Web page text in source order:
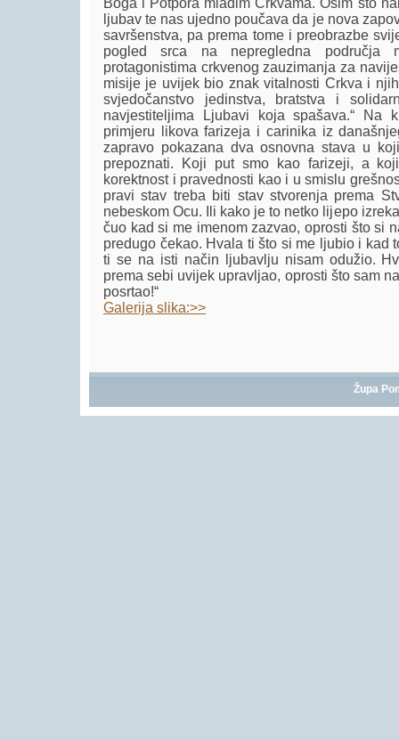
Boga i Potpora mladim Crkvama. Osim što
ljubav te nas ujedno poučava da je nova
savršenstva, pa prema tome i preobrazbe
pogled srca na nepregledna
protagonistima crkvenog zauzimanja za
misije je uvijek bio znak vitalnosti Crkva i
svjedočanstvo jedinstva, bratstva i
navjestiteljima Ljubavi koja spašava.“ Na
primjeru likova farizeja i carinika iz
zapravo pokazana dva osnovna stava u
prepoznati. Koji put smo kao farizeji, a
korektnost i pravednosti kao i u smislu
pravi stav treba biti stav stvorenja prema
nebeskom Ocu. Ili kako je to netko lijepo
čuo kad si me imenom zazvao, oprosti što si
predugo čekao. Hvala ti što si me ljubio i kad
ti se na isti način ljubavlju nisam odužio.
prema sebi uvijek upravljao, oprosti što sam
posrtao!“
Galerija slika:>>
Župa